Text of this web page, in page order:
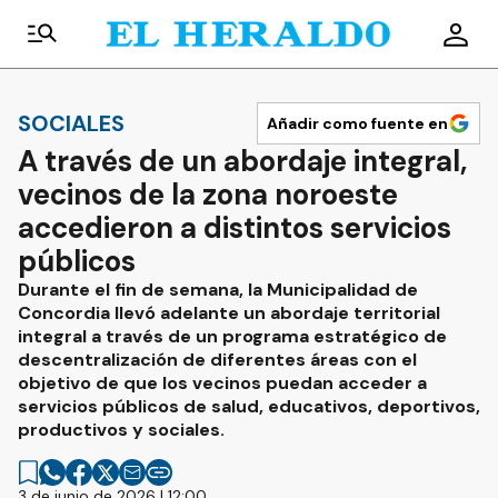
SOCIALES Añadir como fuente en
A través de un abordaje integral,
vecinos de la zona noroeste
accedieron a distintos servicios
públicos
Durante el fin de semana, la Municipalidad de
Concordia llevó adelante un abordaje territorial
integral a través de un programa estratégico de
descentralización de diferentes áreas con el
objetivo de que los vecinos puedan acceder a
servicios públicos de salud, educativos, deportivos,
productivos y sociales.